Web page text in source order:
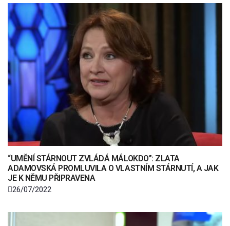
“UMĚNÍ STÁRNOUT ZVLÁDÁ MÁLOKDO”: ZLATA
ADAMOVSKÁ PROMLUVILA O VLASTNÍM STÁRNUTÍ, A JAK
JE K NĚMU PŘIPRAVENA
26/07/2022